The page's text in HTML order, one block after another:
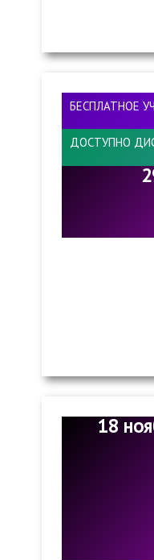
БЕСПЛАТНОЕ
ДОСТУПНО
18